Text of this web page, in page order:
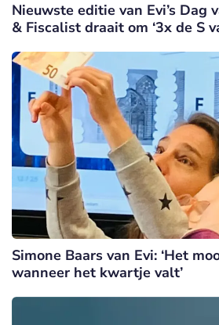
Nieuwste editie van Evi’s Dag
& Fiscalist draait om ‘3x de S
Simone Baars van Evi: ‘Het
wanneer het kwartje valt’